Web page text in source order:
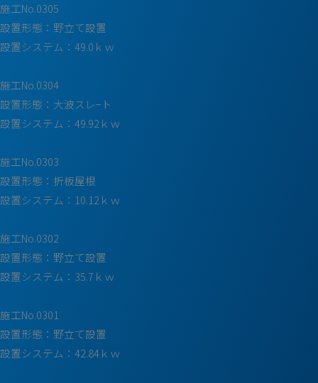
施工No.0305
設置形態：野立て設置
設置システム：49.0ｋｗ
施工No.0304
設置形態：大波スレ−ト
設置システム：49.92ｋｗ
施工No.0303
設置形態：折板屋根
設置システム：10.12ｋｗ
施工No.0302
設置形態：野立て設置
設置システム：35.7ｋｗ
施工No.0301
設置形態：野立て設置
設置システム：42.84ｋｗ